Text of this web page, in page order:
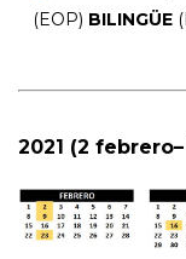
(EOP) BILINGÜE
2021 (2